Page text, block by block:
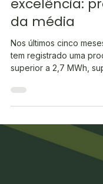
Geramos
excelência:
da média
Nos últimos cinco
superior a 2,7 MWh,
históricas e
energia renovável.
importância do
modernização e
Certhil para garantir
nossos associados.